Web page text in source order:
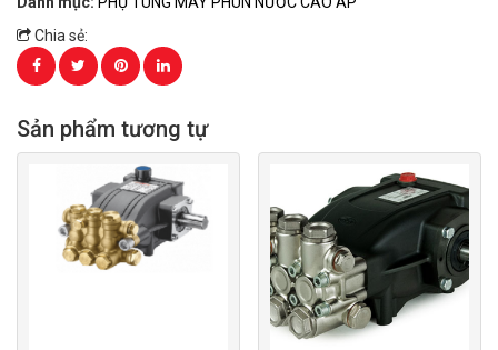
Chia sẻ:
Sản phẩm tương tự